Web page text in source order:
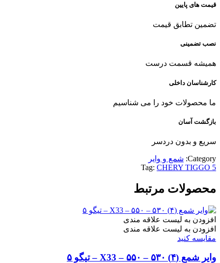
قیمت های پایین
تضمین تطابق قیمت
نصب تضمینی
همیشه قسمت درست
کارشناسان داخلی
ما محصولات خود را می شناسیم
بازگشت آسان
سریع و بدون دردسر
Category: شمع و وایر
Tag: CHERY TIGGO 5
محصولات مرتبط
افزودن به لیست علاقه مندی
افزودن به لیست علاقه مندی
مقایسه کنید
وایر شمع (۴) ۵۳۰ – ۵۵۰ – X33 – تیگو ۵